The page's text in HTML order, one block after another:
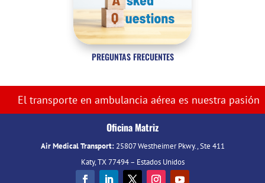
PREGUNTAS FRECUENTES
El transporte en ambulancia aérea es nuestra pasión
Oficina Matriz
Air Medical Transport:25807 Westheimer Pkwy., Ste 411
Katy, TX 77494 – Estados Unidos